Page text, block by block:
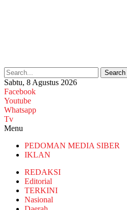
Search
Sabtu, 8 Agustus 2026
Facebook
Youtube
Whatsapp
Tv
Menu
PEDOMAN MEDIA SIBER
IKLAN
REDAKSI
Editorial
TERKINI
Nasional